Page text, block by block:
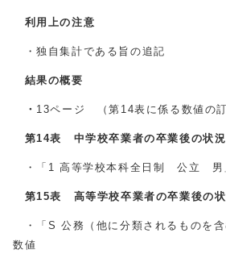
利用上の注意
・独自集計である旨の追記
結果の概要
・ 13ページ （第14表に係る数値の訂
第14表 中学校卒業者の卒業後の状況
・「1 高等学校本科全日制 公立 男
第15表 高等学校卒業者の卒業後の
・「S 公務（他に分類されるものを
数値